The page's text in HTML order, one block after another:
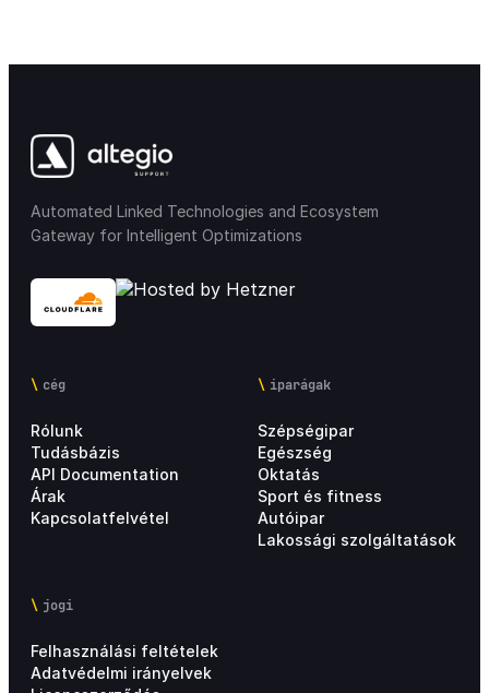
Automated Linked Technologies and Ecosystem
Gateway for Intelligent Optimizations
cég
Rólunk
Tudásbázis
API Documentation
Árak
Kapcsolatfelvétel
iparágak
Szépségipar
Egészség
Oktatás
Sport és fitness
Autóipar
Lakossági szolgáltatások
jogi
Felhasználási feltételek
Adatvédelmi irányelvek